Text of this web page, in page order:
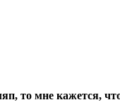
то мне кажется,